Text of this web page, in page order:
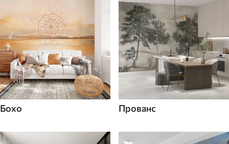
Бохо Прованс